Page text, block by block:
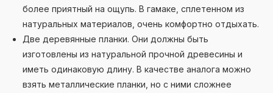
более приятный на ощупь. В гамаке, сплетенном из
натуральных материалов, очень комфортно отдыхать.
Две деревянные планки. Они должны быть
изготовлены из натуральной прочной древесины и
иметь одинаковую длину. В качестве аналога можно
взять металлические планки, но с ними сложнее